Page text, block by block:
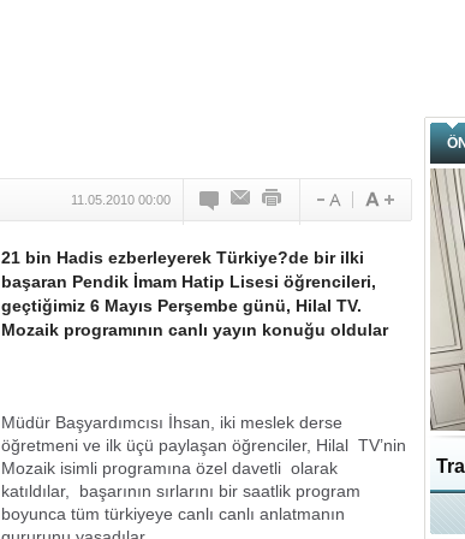
11.05.2010 00:00
21 bin Hadis ezberleyerek Türkiye?de bir ilki
başaran Pendik İmam Hatip Lisesi öğrencileri,
geçtiğimiz 6 Mayıs Perşembe günü, Hilal TV.
Mozaik programının canlı yayın konuğu oldular
Müdür Başyardımcısı İhsan, iki meslek derse
öğretmeni ve ilk üçü paylaşan öğrenciler, Hilal TV’nin
Mozaik isimli programına özel davetli olarak
katıldılar, başarının sırlarını bir saatlik program
boyunca tüm türkiyeye canlı canlı anlatmanın